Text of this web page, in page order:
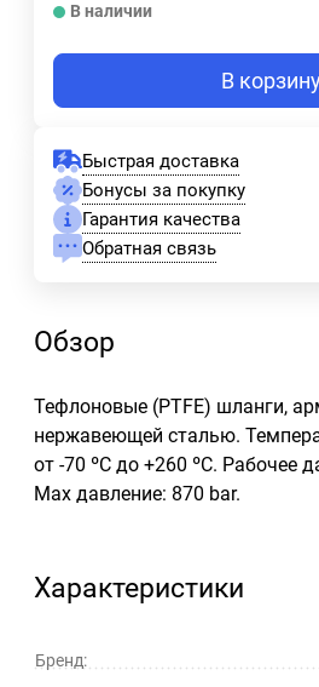
В наличии
В
Быстрая доставка
Бонусы за покупку
Гарантия качества
Обратная связь
Обзор
Тефлоновые (PTFE) шланги,
нержавеющей сталью.
от -70 ºС до +260 ºC. Рабочее
Max давление: 870 bar.
Характеристики
Бренд: